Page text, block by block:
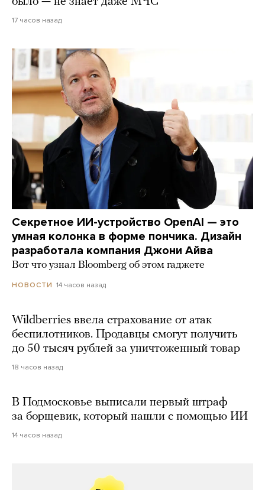
17 часов назад
Секретное ИИ-устройство OpenAI — это
умная колонка в форме пончика. Дизайн
разработала компания Джони Айва
Вот что узнал Bloomberg об этом гаджете
НОВОСТИ 14 часов назад
Wildberries ввела страхование от атак
беспилотников. Продавцы смогут получить
до 50 тысяч рублей за уничтоженный товар
18 часов назад
В Подмосковье выписали первый штраф
за борщевик, который нашли с помощью ИИ
14 часов назад